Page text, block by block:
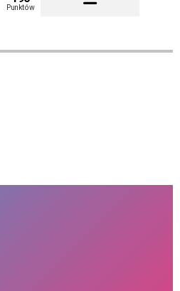
Punktów